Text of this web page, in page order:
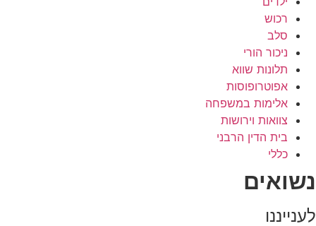
רכוש
סלב
ניכור הורי
תלונות שווא
אפוטרופוסות
אלימות במשפחה
צוואות וירושות
בית הדין הרבני
כללי
נשואים
לענייננו